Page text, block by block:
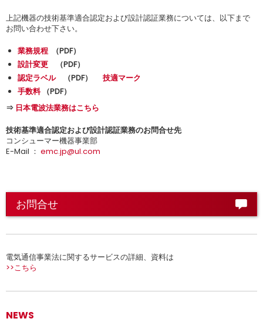
上記機器の技術基準適合認定および設計認証業務については、以下まで
お問い合わせ下さい。
業務規程
（PDF）
設計変更
（PDF）
認定ラベル
（PDF）
技適マーク
手数料 （PDF）
⇒ 日本電波法業務はこちら
技術基準適合認定および設計認証業務のお問合せ先
コンシューマー機器事業部
E-Mail ： emc.jp@ul.com
お問合せ
電気通信事業法に関するサービスの詳細、資料は
>>こちら
NEWS